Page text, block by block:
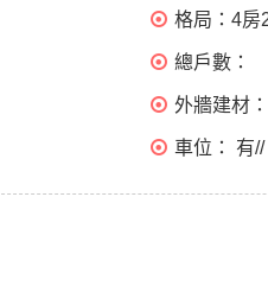
格局： 4房
總戶數：
外牆建材：
車位： 有//